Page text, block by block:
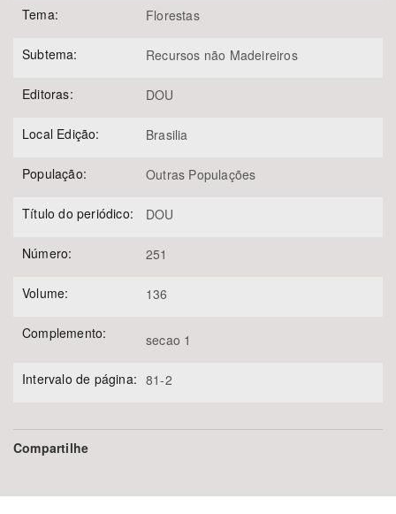
Tema: Florestas
Subtema: Recursos não Madeireiros
Editoras: DOU
Local Edição: Brasilia
População: Outras Populações
Título do periódico: DOU
Número: 251
Volume: 136
Complemento: secao 1
Intervalo de página: 81-2
Compartilhe